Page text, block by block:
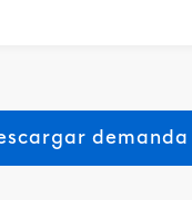
demanda